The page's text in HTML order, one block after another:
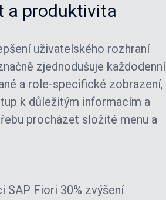
a produktivita
uživatelského rozhraní
zjednodušuje každodenní
a role-specifické zobrazení,
k důležitým informacím a
procházet složité menu a
SAP Fiori 30% zvýšení